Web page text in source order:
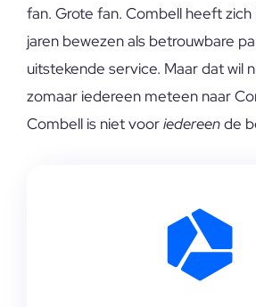
fan. Grote fan. Combell heeft
jaren bewezen als betrouwbare
uitstekende service. Maar dat wil
zomaar iedereen meteen naar
Combell is niet vooriedereende